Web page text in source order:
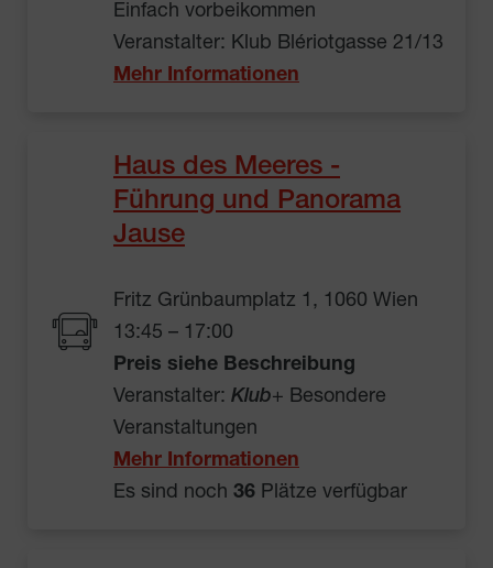
Einfach vorbeikommen
Veranstalter: Klub Blériotgasse 21/13
Mehr Informationen
Haus des Meeres -
Führung und Panorama
Jause
Fritz Grünbaumplatz 1, 1060 Wien
13:45 – 17:00
Preis siehe Beschreibung
Veranstalter: Klub+ Besondere
Veranstaltungen
Mehr Informationen
Es sind noch 36 Plätze verfügbar